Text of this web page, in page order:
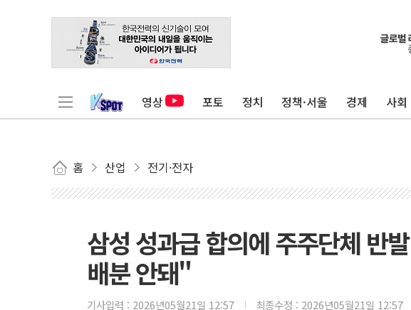
영상 포토 정치 정책·서울 경제 사회
홈 산업 전기·전자
삼성 성과급 합의에 주주단체 반
배분 안돼"
기사입력 : 2026년05월21일 12:57 최종수정 : 2026년05월21일 12:57